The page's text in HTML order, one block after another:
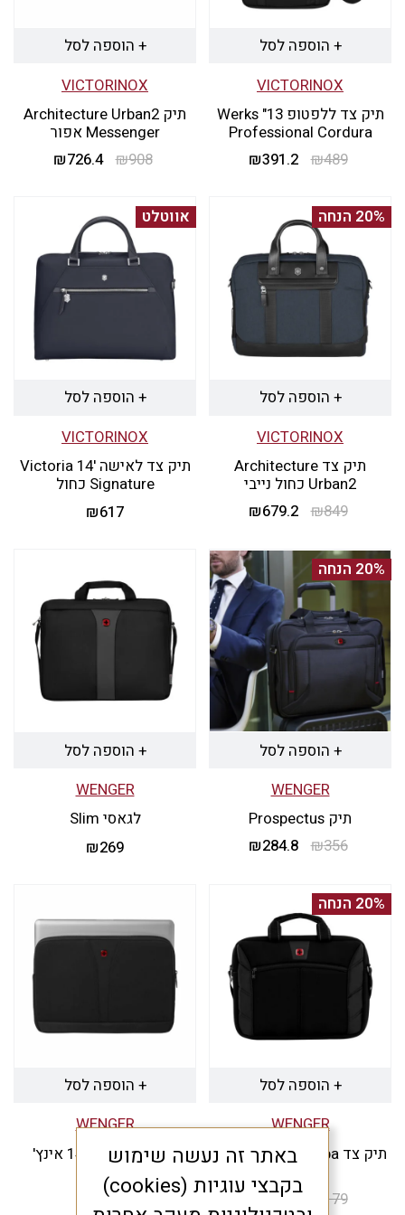
+ הוספה לסל
VICTORINOX
תיק צד ללפטופ 13" Werks
Professional Cordura
₪489
המחיר
₪489.
₪391.2
₪391.2.
+ הוספה לסל
VICTORINOX
תיק Architecture Urban2
Messenger אפור
₪908
המחיר
₪908.
₪726.4
20% הנחה
+ הוספה לסל
VICTORINOX
תיק צד Architecture
Urban2 כחול נייבי
₪849
המחיר
היה:
₪849.
₪679.2
הוא:
₪679.2.
אווטלט
+ הוספה לסל
VICTORINOX
תיק צד לאישה '14 Victoria
Signature כחול
₪617
20% הנחה
+ הוספה לסל
WENGER
תיק Prospectus
₪356
המחיר
₪356.
₪284.8
+ הוספה לסל
WENGER
לגאסי Slim
₪269
20% הנחה
+ הוספה לסל
WENGER
תיק צד Sherpa למחשב נייד
179
המחיר
₪143.2
המחיר
+ הוספה לסל
WENGER
נרתיק ללפטופ 14 אינץ'
94
באתר זה נעשה שימוש
בקבצי עוגיות (cookies)